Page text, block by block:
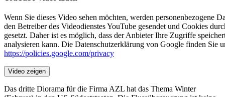
Wenn Sie dieses Video sehen möchten, werden personenbezogene
den Betreiber des Videodienstes YouTube gesendet und Cookies
gesetzt. Daher ist es möglich, dass der Anbieter Ihre Zugriffe
analysieren kann. Die Datenschutzerklärung von Google finden Sie
https://policies.google.com/privacy
Video zeigen
Das dritte Diorama für die Firma AZL hat das Thema Winter